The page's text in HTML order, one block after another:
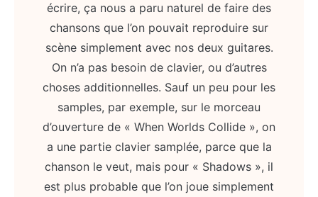
écrire, ça nous a paru naturel de faire des
chansons que l’on pouvait reproduire sur
scène simplement avec nos deux guitares.
On n’a pas besoin de clavier, ou d’autres
choses additionnelles. Sauf un peu pour les
samples, par exemple, sur le morceau
d’ouverture de « When Worlds Collide », on
a une partie clavier samplée, parce que la
chanson le veut, mais pour « Shadows », il
est plus probable que l’on joue simplement